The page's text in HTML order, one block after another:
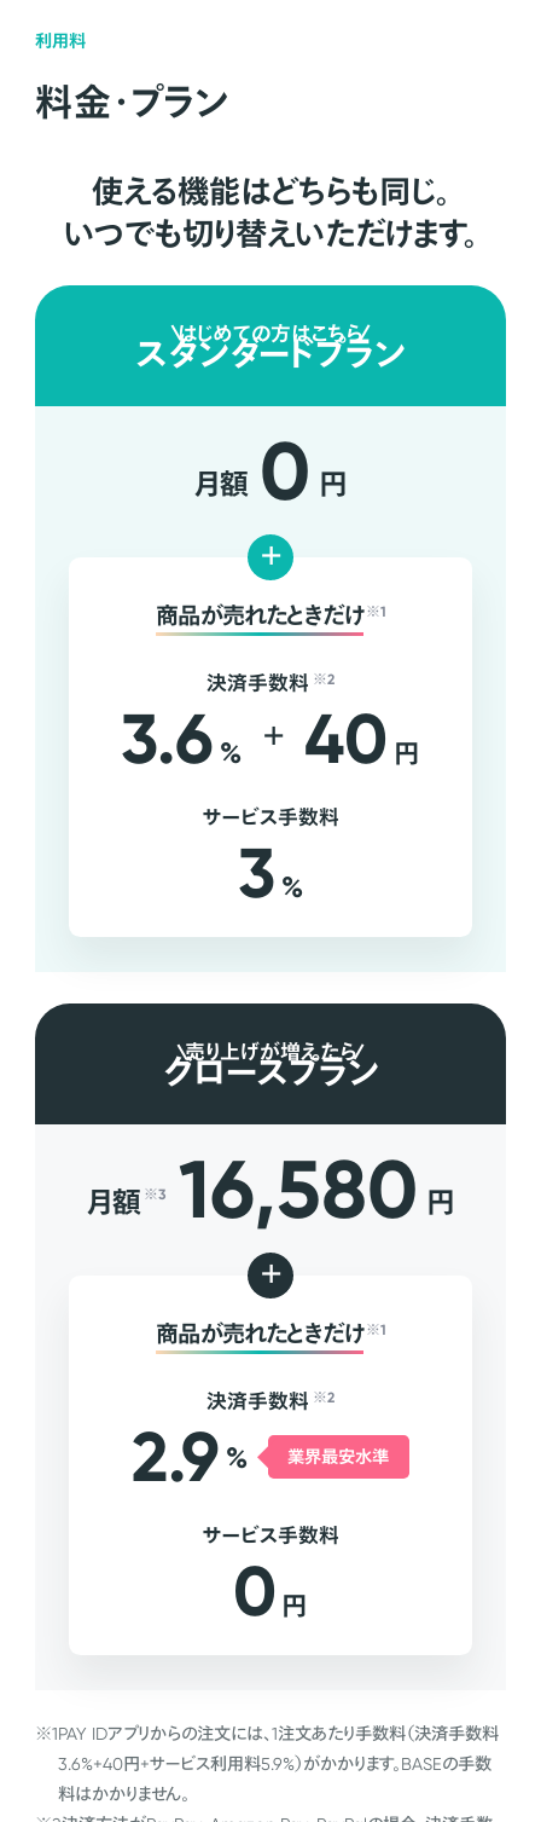
利用料
料金・プラン
使える機能はどちらも同じ。
いつでも切り替えいただけます。
はじめての方はこちら
スタンダードプラン
月額 0 円
+
商品が売れたときだけ ※1
決済手数料 ※2
3.6 % + 40 円
サービス手数料
3 %
売り上げが増えたら
グロースプラン
月額 ※3 16,580 円
+
商品が売れたときだけ ※1
決済手数料 ※2
2.9 % 業界最安水準
サービス手数料
0 円
※1PAY IDアプリからの注文には、1注文あたり手数料（決済手数料
3.6%+40円+サービス利用料5.9%）がかかります。BASEの手数
料はかかりません。